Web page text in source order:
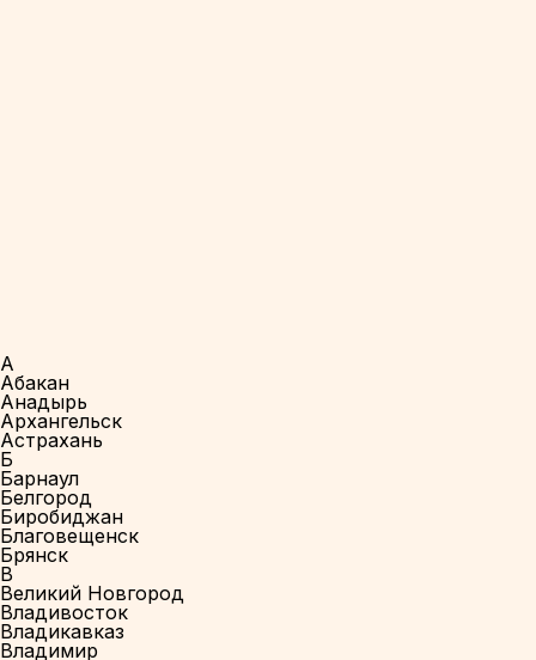
А
Абакан
Анадырь
Архангельск
Астрахань
Б
Барнаул
Белгород
Биробиджан
Благовещенск
Брянск
В
Великий Новгород
Владивосток
Владикавказ
Владимир